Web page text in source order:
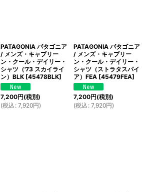
PATAGONIA パタゴニア
/ メンズ・キャプリー
ン・クール・デイリー・
シャツ（'73 スカイライ
ン）BLK [45478BLK]
7,200円(税別)
(税込 : 7,920円)
PATAGONIA パタゴニア
/ メンズ・キャプリー
ン・クール・デイリー・
シャツ（ストラタスパイ
ア）FEA [45479FEA]
7,200円(税別)
(税込 : 7,920円)